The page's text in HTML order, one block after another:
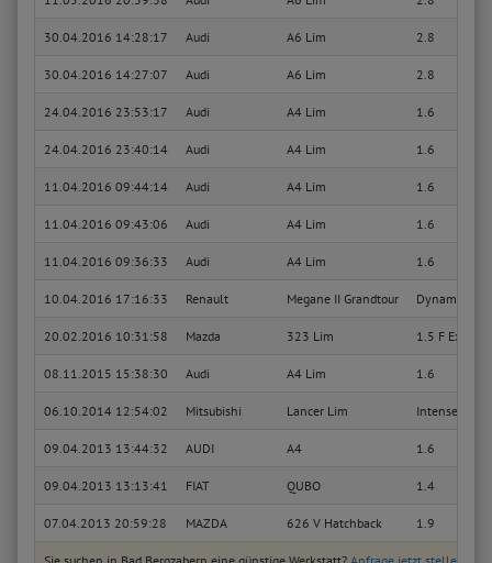
30.04.2016 14:28:17 Audi A6 Lim 2.8
30.04.2016 14:27:07 Audi A6 Lim 2.8
24.04.2016 23:53:17 Audi A4 Lim 1.6
24.04.2016 23:40:14 Audi A4 Lim 1.6
11.04.2016 09:44:14 Audi A4 Lim 1.6
11.04.2016 09:43:06 Audi A4 Lim 1.6
11.04.2016 09:36:33 Audi A4 Lim 1.6
10.04.2016 17:16:33 Renault Megane II Grandtour Dynamique
20.02.2016 10:31:58 Mazda 323 Lim 1.5 F
08.11.2015 15:38:30 Audi A4 Lim 1.6
06.10.2014 12:54:02 Mitsubishi Lancer Lim Intense
09.04.2013 13:44:32 AUDI A4 1.6
09.04.2013 13:13:41 FIAT QUBO 1.4
07.04.2013 20:59:28 MAZDA 626 V Hatchback 1.9